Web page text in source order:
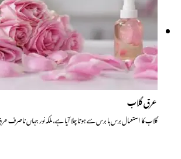
عرق گلاب
گلاب کا استعمال برس ہا برس سے ہوتا چلا آیا ہے، ملکہ نور جہاں ناصرف